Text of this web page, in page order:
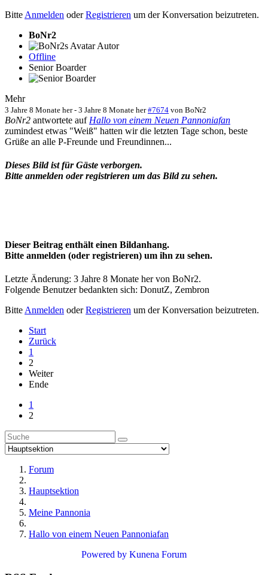
Bitte Anmelden oderRegistrieren um der Konversation beizutreten.
BoNr2
Autor
Offline
Senior Boarder
Mehr
3 Jahre 8 Monate her- 3 Jahre 8 Monate her #7674 von BoNr2
BoNr2 antwortete auf Hallo von einem Neuen Pannoniafan
zumindest etwas "Weiß" hatten wir die letzten Tage schon, beste
Grüße an alle P-Freunde und Freundinnen...
Dieses Bild ist für Gäste verborgen.
Bitte anmelden oder registrieren um das Bild zu sehen.
Dieser Beitrag enthält einen Bildanhang.
Bitte anmelden (oder registrieren) um ihn zu sehen.
Letzte Änderung: 3 Jahre 8 Monate her von BoNr2.
Folgende Benutzer bedankten sich: DonutZ, Zembron
Bitte Anmelden oderRegistrieren um der Konversation beizutreten.
Start
Zurück
1
2
Weiter
Ende
1
2
Forum
Hauptsektion
Meine Pannonia
Hallo von einem Neuen Pannoniafan
Powered by Kunena Forum